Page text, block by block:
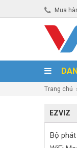
Mua
Trang chủ
EZVIZ
Bộ